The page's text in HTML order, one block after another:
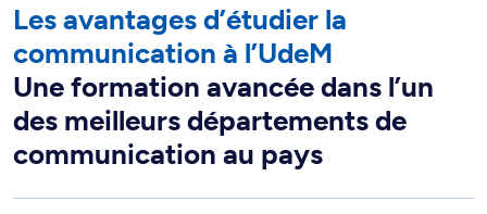
Les avantages d’étudier la
communication à l’UdeM
Une formation avancée dans l’un
des meilleurs départements de
communication au pays